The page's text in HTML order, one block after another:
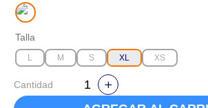
Talla
L M S XL XS
Cantidad